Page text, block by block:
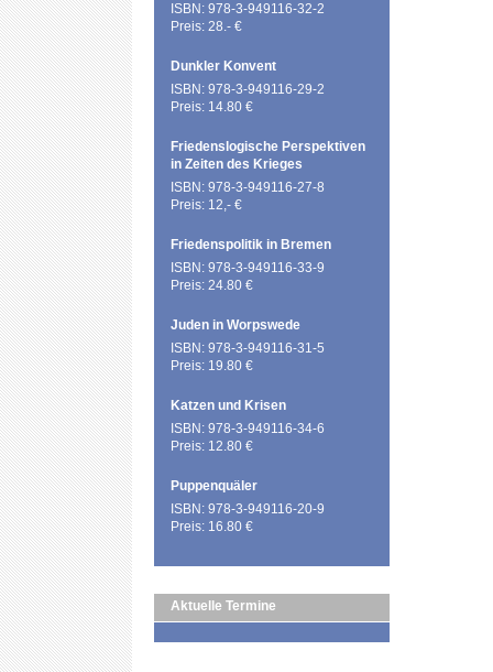
ISBN: 978-3-949116-32-2
Preis: 28.- €
Dunkler Konvent
ISBN: 978-3-949116-29-2
Preis: 14.80 €
Friedenslogische Perspektiven
in Zeiten des Krieges
ISBN: 978-3-949116-27-8
Preis: 12,- €
Friedenspolitik in Bremen
ISBN: 978-3-949116-33-9
Preis: 24.80 €
Juden in Worpswede
ISBN: 978-3-949116-31-5
Preis: 19.80 €
Katzen und Krisen
ISBN: 978-3-949116-34-6
Preis: 12.80 €
Puppenquäler
ISBN: 978-3-949116-20-9
Preis: 16.80 €
Aktuelle Termine